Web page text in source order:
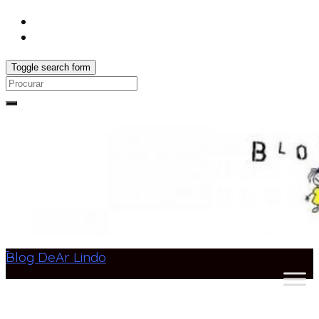
Toggle search form
Search
Blog DeAr Lindo